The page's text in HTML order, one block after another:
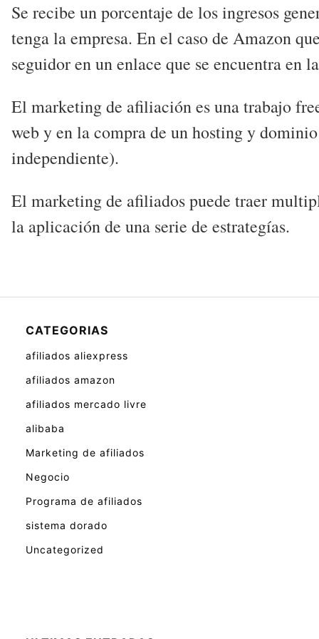
Se recibe un porcentaje de los ingresos
tenga la empresa. En el caso de Amazon
seguidor en un enlace que se encuentra en
El marketing de afiliación es una trabajo
web y en la compra de un hosting y
independiente).
El marketing de afiliados puede traer
la aplicación de una serie de estrategías.
CATEGORIAS
afiliados aliexpress
afiliados amazon
afiliados mercado livre
alibaba
Marketing de afiliados
Negocio
Programa de afiliados
sistema dorado
Uncategorized